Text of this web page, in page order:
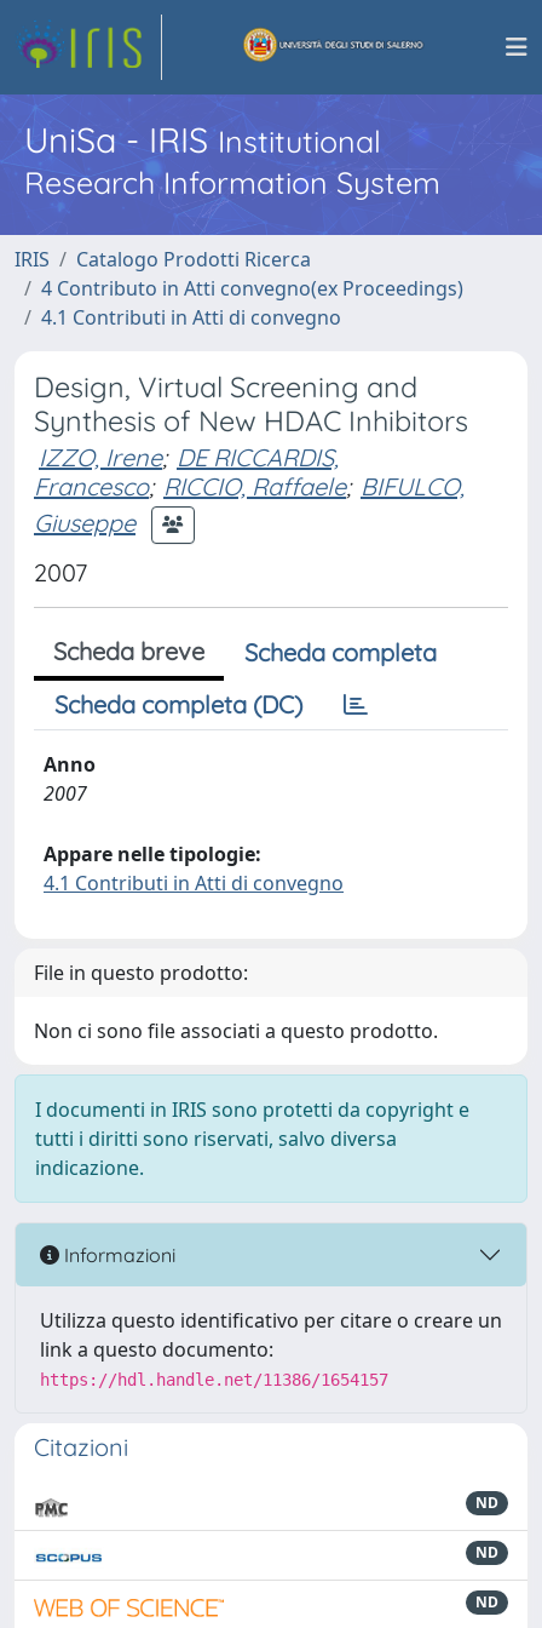
UniSa - IRISInstitutional
Research Information System
IRIS
Catalogo Prodotti Ricerca
4 Contributo in Atti convegno(ex Proceedings)
4.1 Contributi in Atti di convegno
Design, Virtual Screening and
Synthesis of New HDAC Inhibitors
IZZO, Irene; DE RICCARDIS,
Francesco; RICCIO, Raffaele; BIFULCO,
Giuseppe
2007
Scheda breve
Scheda completa
Scheda completa (DC)
Anno
2007
Appare nelle tipologie:
4.1 Contributi in Atti di convegno
File in questo prodotto:
Non ci sono file associati a questo prodotto.
I documenti in IRIS sono protetti da copyright e
tutti i diritti sono riservati, salvo diversa
indicazione.
Informazioni
Utilizza questo identificativo per citare o creare un
link a questo documento:
https://hdl.handle.net/11386/1654157
Citazioni
ND
ND
ND